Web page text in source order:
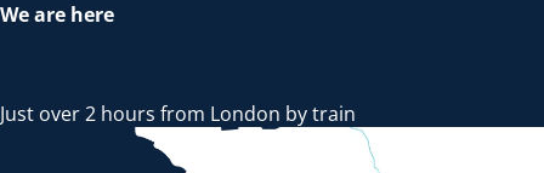
We are here
Just over 2 hours from London by train